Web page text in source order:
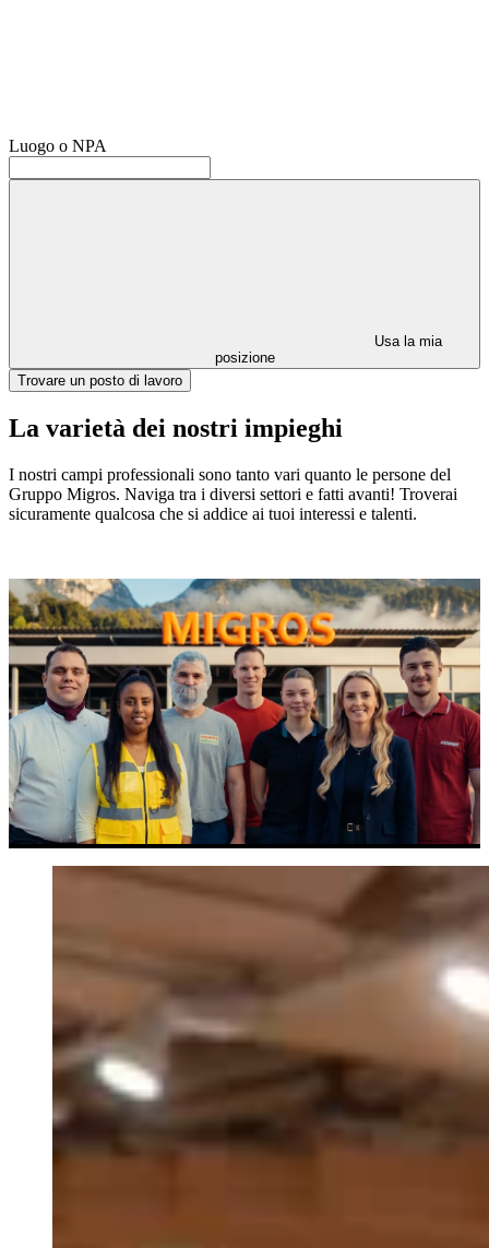
Luogo o NPA
Usa la mia
posizione
Trovare un posto di lavoro
La varietà dei nostri impieghi
I nostri campi professionali sono tanto vari quanto le persone del
Gruppo Migros. Naviga tra i diversi settori e fatti avanti! Troverai
sicuramente qualcosa che si addice ai tuoi interessi e talenti.